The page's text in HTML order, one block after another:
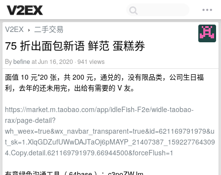
V2EX › 二手交易
75 折出面包新语 鲜范 蛋糕券
Bybefineat Jun 16, 2020 · 941 views
面值 10 元*20 张，共 200 元，通兑的，没有限品类，公司生日福
利，去年的还未用完，出给有需要的 V 友。
https://market.m.taobao.com/app/idleFish-F2e/widle-taobao-
rax/page-detail?
wh_weex=true&wx_navbar_transparent=true&id=621169791979&u
t_sk=1.XlqGDZufUWwDAJTaOj6pMAYP_21407387_159227764309
4.Copy.detail.621169791979.66944500&forceFlush=1